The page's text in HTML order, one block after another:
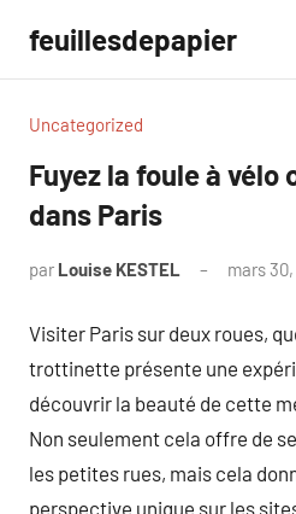
contenu
feuillesdepapier
Uncategorized
Fuyez la foule à
dans Paris
par Louise KESTEL mars
Visiter Paris sur deux roues,
trottinette présente une
découvrir la beauté de cette
Non seulement cela offre de
les petites rues, mais cela
perspective unique sur les